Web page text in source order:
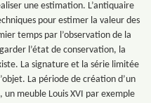
une estimation. L’antiquaire
pour estimer la valeur des
temps par l’observation de la
l’état de conservation, la
La signature et la série limitée
La période de création d’un
un meuble Louis XVI par exemple